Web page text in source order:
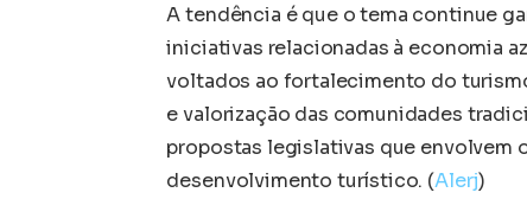
A tendência é que o tema continue
iniciativas relacionadas à economia
voltados ao fortalecimento do
e valorização das comunidades
propostas legislativas que envolvem
desenvolvimento turístico. (Alerj)